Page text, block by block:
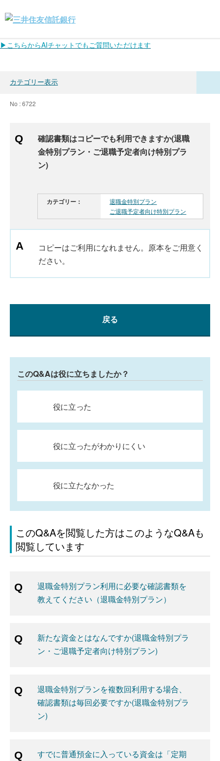
▶こちらからAIチャットでもご質問いただけます
カテゴリー表示
No : 6722
確認書類はコピーでも利用できますか(退職
金特別プラン・ご退職予定者向け特別プラ
ン)
カテゴリー：
退職金特別プラン
ご退職予定者向け特別プラン
コピーはご利用になれません。原本をご用意く
ださい。
戻る
このQ&Aは役に立ちましたか？
役に立った
役に立ったがわかりにくい
役に立たなかった
このQ&Aを閲覧した方はこのようなQ&Aも
閲覧しています
退職金特別プラン利用に必要な確認書類を
教えてください（退職金特別プラン）
新たな資金とはなんですか(退職金特別プラ
ン・ご退職予定者向け特別プラン)
退職金特別プランを複数回利用する場合、
確認書類は毎回必要ですか(退職金特別プラ
ン)
すでに普通預金に入っている資金は「定期